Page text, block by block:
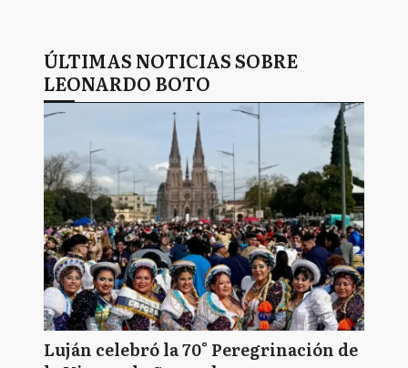
ÚLTIMAS NOTICIAS SOBRE
LEONARDO BOTO
Luján celebró la 70° Peregrinación de